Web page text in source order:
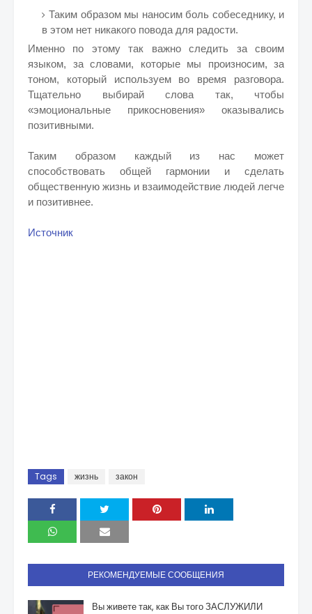
Таким образом мы наносим боль собеседнику, и
в этом нет никакого повода для радости.
Именно по этому так важно следить за своим
языком, за словами, которые мы произносим, за
тоном, который используем во время разговора.
Тщательно выбирай слова так, чтобы
«эмоциональные прикосновения» оказывались
позитивными.
Таким образом каждый из нас может
способствовать общей гармонии и сделать
общественную жизнь и взаимодействие людей легче
и позитивнее.
Источник
Tags жизнь закон
РЕКОМЕНДУЕМЫЕ СООБЩЕНИЯ
Вы живете так, как Вы того ЗАСЛУЖИЛИ